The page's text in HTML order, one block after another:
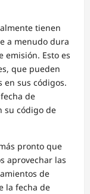
tienen
a menudo dura
emisión. Esto es
que pueden
sus códigos.
de
su código de
pronto que
aprovechar las
de
la fecha de